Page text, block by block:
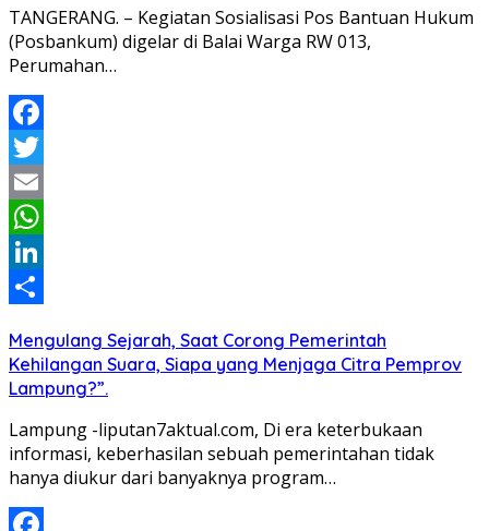
TANGERANG. – Kegiatan Sosialisasi Pos Bantuan Hukum
(Posbankum) digelar di Balai Warga RW 013,
Perumahan…
Facebook
Twitter
Email
WhatsApp
LinkedIn
Mengulang Sejarah, Saat Corong Pemerintah
Kehilangan Suara, Siapa yang Menjaga Citra Pemprov
Lampung?”.
Lampung -liputan7aktual.com, Di era keterbukaan
informasi, keberhasilan sebuah pemerintahan tidak
hanya diukur dari banyaknya program…